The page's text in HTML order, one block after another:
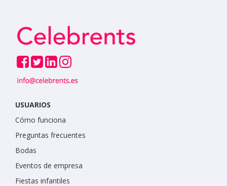
USUARIOS
Cómo funciona
Preguntas frecuentes
Bodas
Eventos de empresa
Fiestas infantiles